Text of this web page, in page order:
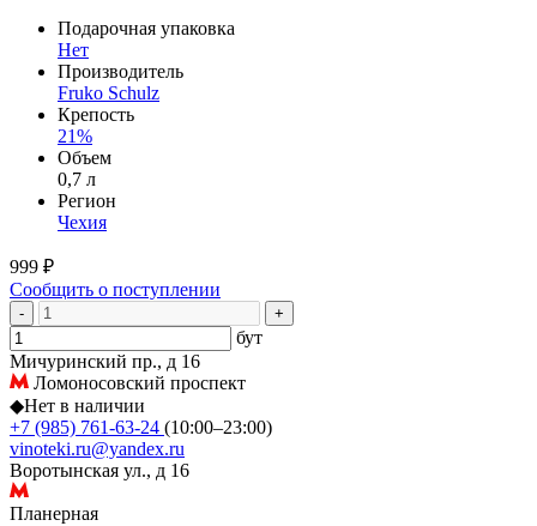
Подарочная упаковка
Нет
Производитель
Fruko Schulz
Крепость
21%
Объем
0,7 л
Регион
Чехия
999 ₽
Сообщить о поступлении
- +
бут
Мичуринский пр., д 16
Ломоносовский проспект
◆Нет в наличии
+7 (985) 761-63-24 (10:00–23:00)
vinoteki.ru@yandex.ru
Воротынская ул., д 16
Планерная